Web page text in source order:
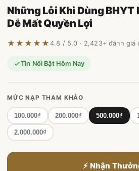
Những Lỗi Khi Dùng BHYT
Dễ Mất Quyền Lợi
★★★★★ 4.8 / 5.0 · 2,423+ đánh giá
Tin Nổi Bật Hôm Nay
MỨC NẠP THAM KHẢO
100.000₫ 200.000₫ 500.000₫
2.000.000₫
⚡ Nhận